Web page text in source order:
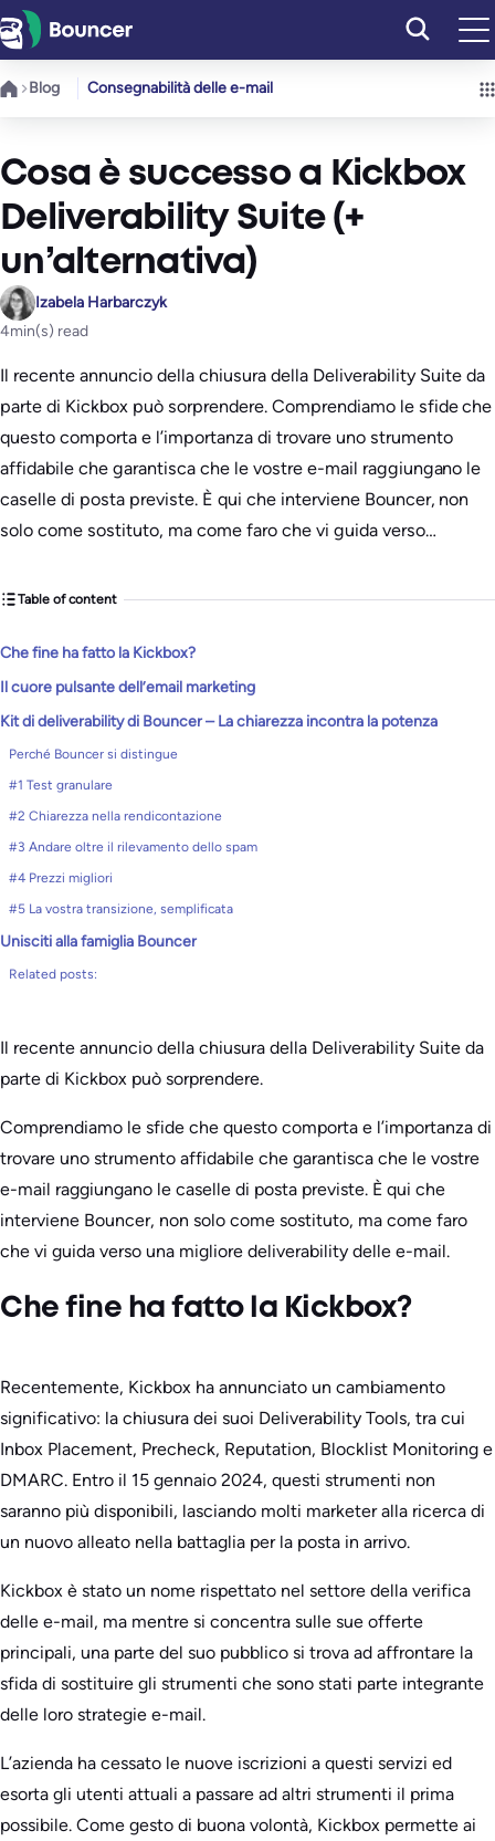
Vai
al
contenuto
Blog Consegnabilità delle e-mail
Cosa è successo a Kickbox
Deliverability Suite (+
un’alternativa)
Izabela Harbarczyk
4min(s) read
Il recente annuncio della chiusura della Deliverability Suite da
parte di Kickbox può sorprendere. Comprendiamo le sfide che
questo comporta e l’importanza di trovare uno strumento
affidabile che garantisca che le vostre e-mail raggiungano le
caselle di posta previste. È qui che interviene Bouncer, non
solo come sostituto, ma come faro che vi guida verso…
Table of content
Che fine ha fatto la Kickbox?
Il cuore pulsante dell’email marketing
Kit di deliverability di Bouncer – La chiarezza incontra la potenza
Perché Bouncer si distingue
#1 Test granulare
#2 Chiarezza nella rendicontazione
#3 Andare oltre il rilevamento dello spam
#4 Prezzi migliori
#5 La vostra transizione, semplificata
Unisciti alla famiglia Bouncer
Related posts:
Il recente annuncio della chiusura della Deliverability Suite da
parte di Kickbox può sorprendere.
Comprendiamo le sfide che questo comporta e l’importanza di
trovare uno strumento affidabile che garantisca che le vostre
e-mail raggiungano le caselle di posta previste. È qui che
interviene Bouncer, non solo come sostituto, ma come faro
che vi guida verso una migliore deliverability delle e-mail.
Che fine ha fatto la Kickbox?
Recentemente, Kickbox ha annunciato un cambiamento
significativo: la chiusura dei suoi Deliverability Tools, tra cui
Inbox Placement, Precheck, Reputation, Blocklist Monitoring e
DMARC. Entro il 15 gennaio 2024, questi strumenti non
saranno più disponibili, lasciando molti marketer alla ricerca di
un nuovo alleato nella battaglia per la posta in arrivo.
Kickbox è stato un nome rispettato nel settore della verifica
delle e-mail, ma mentre si concentra sulle sue offerte
principali, una parte del suo pubblico si trova ad affrontare la
sfida di sostituire gli strumenti che sono stati parte integrante
delle loro strategie e-mail.
L’azienda ha cessato le nuove iscrizioni a questi servizi ed
esorta gli utenti attuali a passare ad altri strumenti il prima
possibile. Come gesto di buona volontà, Kickbox permette ai